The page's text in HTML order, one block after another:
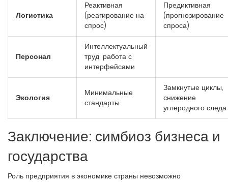
Логистика
Реактивная
(реагирование на
спрос)
Предиктивная
(прогнозирование
спроса)
Персонал
Интеллектуальный
труд, работа с
интерфейсами
Экология
Минимальные
стандарты
Замкнутые циклы,
снижение
углеродного следа
Заключение: симбиоз бизнеса и
государства
Роль предприятия в экономике страны невозможно